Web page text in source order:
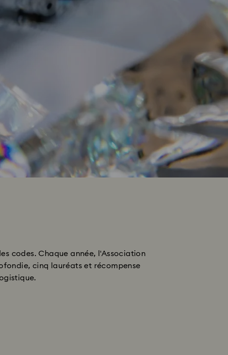
codes. Chaque année, l'Association
cinq lauréats et récompense